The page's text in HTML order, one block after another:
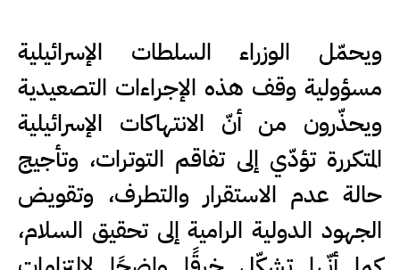
ويحمّل الوزراء السلطات الإسرائيلية
مسؤولية وقف هذه الإجراءات التصعيدية
ويحذّرون من أنّ الانتهاكات الإسرائيلية
المتكررة تؤدّي إلى تفاقم التوترات، وتأجيج
حالة عدم الاستقرار والتطرف، وتقويض
الجهود الدولية الرامية إلى تحقيق السلام،